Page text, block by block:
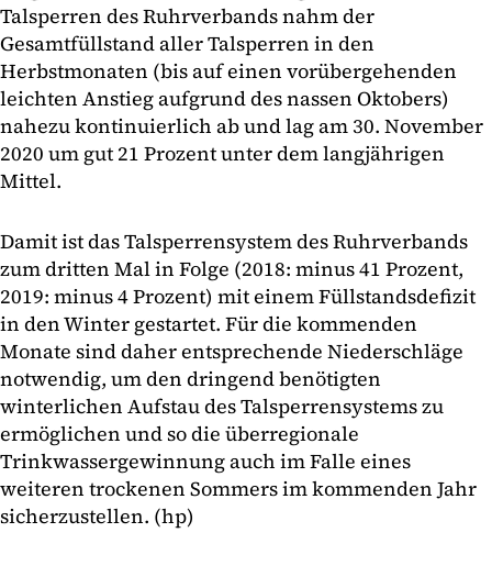
Talsperren des Ruhrverbands nahm der
Gesamtfüllstand aller Talsperren in den
Herbstmonaten (bis auf einen vorübergehenden
leichten Anstieg aufgrund des nassen Oktobers)
nahezu kontinuierlich ab und lag am 30. November
2020 um gut 21 Prozent unter dem langjährigen
Mittel.
Damit ist das Talsperrensystem des Ruhrverbands
zum dritten Mal in Folge (2018: minus 41 Prozent,
2019: minus 4 Prozent) mit einem Füllstandsdefizit
in den Winter gestartet. Für die kommenden
Monate sind daher entsprechende Niederschläge
notwendig, um den dringend benötigten
winterlichen Aufstau des Talsperrensystems zu
ermöglichen und so die überregionale
Trinkwassergewinnung auch im Falle eines
weiteren trockenen Sommers im kommenden Jahr
sicherzustellen. (hp)